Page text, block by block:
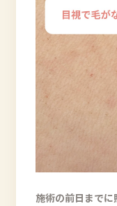
施術の前日まで